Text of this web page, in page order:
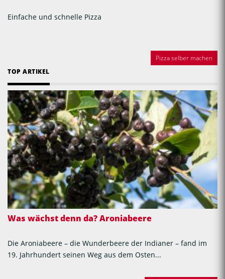
Einfache und schnelle Pizza
Pizza selber machen
TOP ARTIKEL
Was wächst denn da? Aroniabeere
Die Aroniabeere – die Wunderbeere der Indianer – fand im
19. Jahrhundert seinen Weg aus dem Osten...